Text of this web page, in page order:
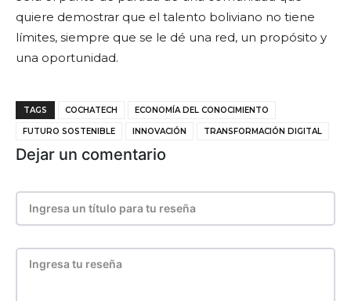
quiere demostrar que el talento boliviano no tiene
límites, siempre que se le dé una red, un propósito y
una oportunidad.
TAGS COCHATECH ECONOMÍA DEL CONOCIMIENTO
FUTURO SOSTENIBLE INNOVACIÓN TRANSFORMACIÓN DIGITAL
Dejar un comentario